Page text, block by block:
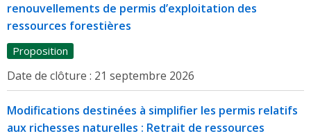
renouvellements de permis d’exploitation des
ressources forestières
Proposition
Date de clôture : 21 septembre 2026
Modifications destinées à simplifier les permis relatifs
aux richesses naturelles : Retrait de ressources